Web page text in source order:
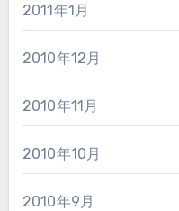
2011年1月
2010年12月
2010年11月
2010年10月
2010年9月